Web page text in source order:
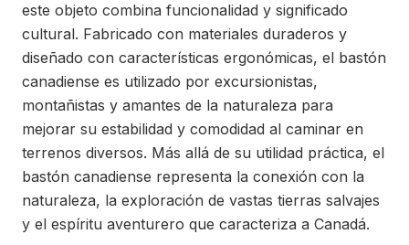
este objeto combina funcionalidad y significado
cultural. Fabricado con materiales duraderos y
diseñado con características ergonómicas, el bastón
canadiense es utilizado por excursionistas,
montañistas y amantes de la naturaleza para
mejorar su estabilidad y comodidad al caminar en
terrenos diversos. Más allá de su utilidad práctica, el
bastón canadiense representa la conexión con la
naturaleza, la exploración de vastas tierras salvajes
y el espíritu aventurero que caracteriza a Canadá.